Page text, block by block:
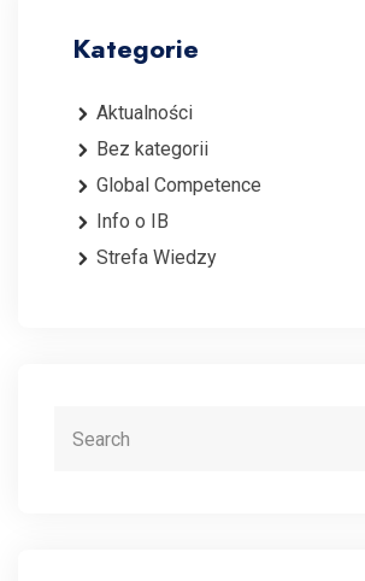
Kategorie
Aktualności
Bez kategorii
Global Competence
Info o IB
Strefa Wiedzy